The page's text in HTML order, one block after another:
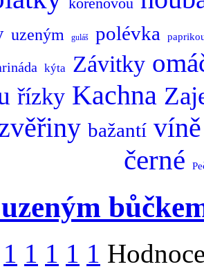
uzeným guláš polévka
kýta Závitky
řízky Kachna
bažantí víně
černé
1 1 1 1 1